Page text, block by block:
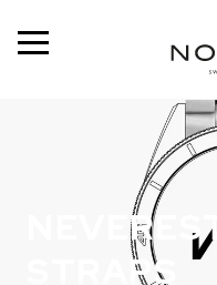
Menu
MONTRES
STRAPS